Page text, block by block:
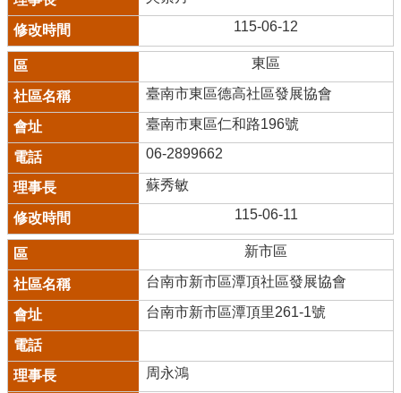
115-06-12
東區
臺南市東區德高社區發展協會
臺南市東區仁和路196號
06-2899662
蘇秀敏
115-06-11
新市區
台南市新市區潭頂社區發展協會
台南市新市區潭頂里261-1號
周永鴻